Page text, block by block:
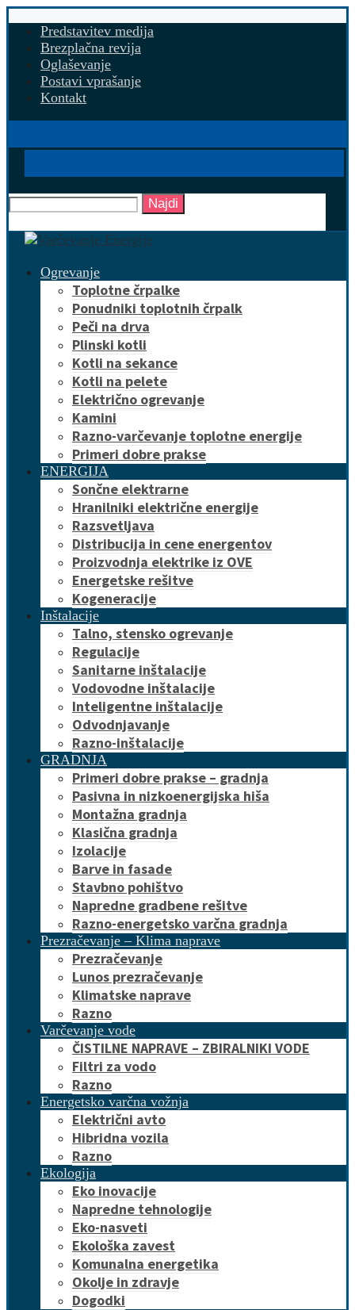
Predstavitev medija
Brezplačna revija
Oglaševanje
Postavi vprašanje
Kontakt
Najdi
Ogrevanje
Toplotne črpalke
Ponudniki toplotnih črpalk
Peči na drva
Plinski kotli
Kotli na sekance
Kotli na pelete
Električno ogrevanje
Kamini
Razno-varčevanje toplotne energije
Primeri dobre prakse
ENERGIJA
Sončne elektrarne
Hranilniki električne energije
Razsvetljava
Distribucija in cene energentov
Proizvodnja elektrike iz OVE
Energetske rešitve
Kogeneracije
Inštalacije
Talno, stensko ogrevanje
Regulacije
Sanitarne inštalacije
Vodovodne inštalacije
Inteligentne inštalacije
Odvodnjavanje
Razno-inštalacije
GRADNJA
Primeri dobre prakse – gradnja
Pasivna in nizkoenergijska hiša
Montažna gradnja
Klasična gradnja
Izolacije
Barve in fasade
Stavbno pohištvo
Napredne gradbene rešitve
Razno-energetsko varčna gradnja
Prezračevanje – Klima naprave
Prezračevanje
Lunos prezračevanje
Klimatske naprave
Razno
Varčevanje vode
ČISTILNE NAPRAVE – ZBIRALNIKI VODE
Filtri za vodo
Razno
Energetsko varčna vožnja
Električni avto
Hibridna vozila
Razno
Ekologija
Eko inovacije
Napredne tehnologije
Eko-nasveti
Ekološka zavest
Komunalna energetika
Okolje in zdravje
Dogodki